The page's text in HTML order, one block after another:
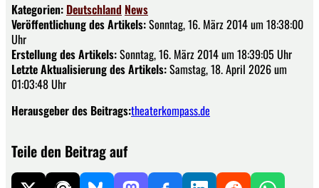
Kategorien: Deutschland News
Veröffentlichung des Artikels:Sonntag, 16. März 2014 um 18:38:00
Uhr
Erstellung des Artikels:Sonntag, 16. März 2014 um 18:39:05 Uhr
Letzte Aktualisierung des Artikels:Samstag, 18. April 2026 um
01:03:48 Uhr
Herausgeber des Beitrags:theaterkompass.de
Teile den Beitrag auf